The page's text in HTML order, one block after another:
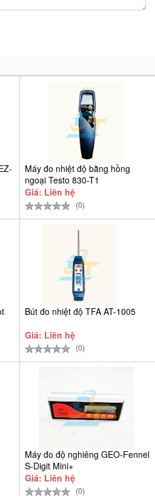
Máy đo nhiệt độ bằng hồng
ngoại Testo 830-T1
Giá: Liên hệ
(0)
Bút đo nhiệt độ TFA AT-1005
Giá: Liên hệ
(0)
Máy đo độ nghiêng GEO-Fennel
S-Digit Mini+
Giá: Liên hệ
(0)